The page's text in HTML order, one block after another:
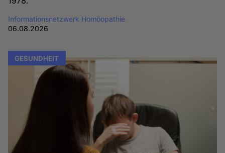
Informationsnetzwerk Homöopathie
06.08.2026
GESUNDHEIT